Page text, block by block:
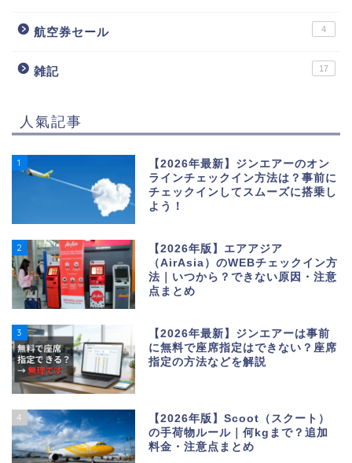
航空券セール 4
雑記 17
人氣記事
1
【2026年最新】ジンエアーのオン
ラインチェックイン方法は？事前に
チェックインしてスムーズに搭乗し
よう！
2
【2026年版】エアアジア
（AirAsia）のWEBチェックイン方
法｜いつから？できない原因・注意
点まとめ
3
【2026年最新】ジンエアーは事前
に無料で座席指定はできない？座席
指定の方法などを解説
4
【2026年版】Scoot（スクート）
の手荷物ルール｜何kgまで？追加
料金・注意点まとめ